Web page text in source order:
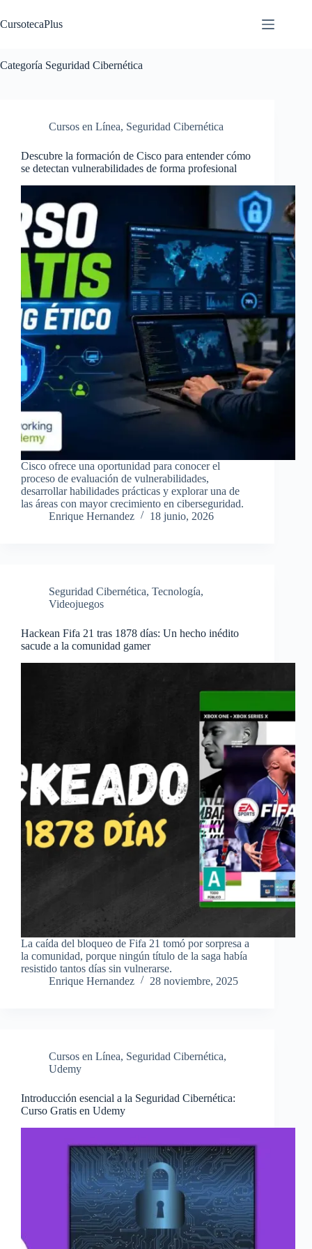
al
contenido
CursotecaPlus
Categoría Seguridad Cibernética
Cursos en Línea, Seguridad Cibernética
Descubre la formación de Cisco para entender cómo
se detectan vulnerabilidades de forma profesional
Cisco ofrece una oportunidad para conocer el
proceso de evaluación de vulnerabilidades,
desarrollar habilidades prácticas y explorar una de
las áreas con mayor crecimiento en ciberseguridad.
Enrique Hernandez
18 junio, 2026
Seguridad Cibernética, Tecnología,
Videojuegos
Hackean Fifa 21 tras 1878 días: Un hecho inédito
sacude a la comunidad gamer
La caída del bloqueo de Fifa 21 tomó por sorpresa a
la comunidad, porque ningún título de la saga había
resistido tantos días sin vulnerarse.
Enrique Hernandez
28 noviembre, 2025
Cursos en Línea, Seguridad Cibernética,
Udemy
Introducción esencial a la Seguridad Cibernética:
Curso Gratis en Udemy